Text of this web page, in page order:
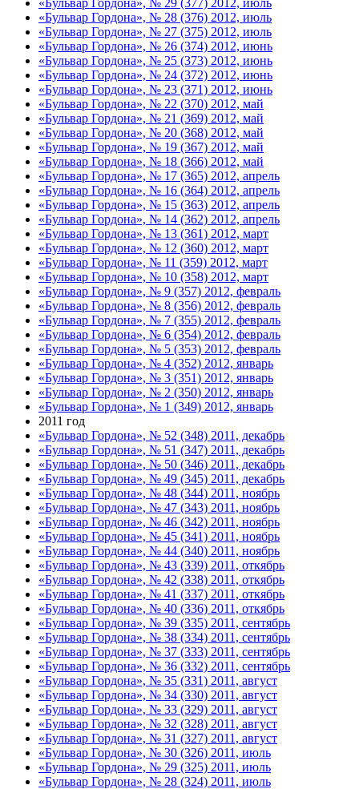
«Бульвар Гордона», № 28 (376) 2012, июль
«Бульвар Гордона», № 27 (375) 2012, июль
«Бульвар Гордона», № 26 (374) 2012, июнь
«Бульвар Гордона», № 25 (373) 2012, июнь
«Бульвар Гордона», № 24 (372) 2012, июнь
«Бульвар Гордона», № 23 (371) 2012, июнь
«Бульвар Гордона», № 22 (370) 2012, май
«Бульвар Гордона», № 21 (369) 2012, май
«Бульвар Гордона», № 20 (368) 2012, май
«Бульвар Гордона», № 19 (367) 2012, май
«Бульвар Гордона», № 18 (366) 2012, май
«Бульвар Гордона», № 17 (365) 2012, апрель
«Бульвар Гордона», № 16 (364) 2012, апрель
«Бульвар Гордона», № 15 (363) 2012, апрель
«Бульвар Гордона», № 14 (362) 2012, апрель
«Бульвар Гордона», № 13 (361) 2012, март
«Бульвар Гордона», № 12 (360) 2012, март
«Бульвар Гордона», № 11 (359) 2012, март
«Бульвар Гордона», № 10 (358) 2012, март
«Бульвар Гордона», № 9 (357) 2012, февраль
«Бульвар Гордона», № 8 (356) 2012, февраль
«Бульвар Гордона», № 7 (355) 2012, февраль
«Бульвар Гордона», № 6 (354) 2012, февраль
«Бульвар Гордона», № 5 (353) 2012, февраль
«Бульвар Гордона», № 4 (352) 2012, январь
«Бульвар Гордона», № 3 (351) 2012, январь
«Бульвар Гордона», № 2 (350) 2012, январь
«Бульвар Гордона», № 1 (349) 2012, январь
2011 год
«Бульвар Гордона», № 52 (348) 2011, декабрь
«Бульвар Гордона», № 51 (347) 2011, декабрь
«Бульвар Гордона», № 50 (346) 2011, декабрь
«Бульвар Гордона», № 49 (345) 2011, декабрь
«Бульвар Гордона», № 48 (344) 2011, ноябрь
«Бульвар Гордона», № 47 (343) 2011, ноябрь
«Бульвар Гордона», № 46 (342) 2011, ноябрь
«Бульвар Гордона», № 45 (341) 2011, ноябрь
«Бульвар Гордона», № 44 (340) 2011, ноябрь
«Бульвар Гордона», № 43 (339) 2011, откябрь
«Бульвар Гордона», № 42 (338) 2011, откябрь
«Бульвар Гордона», № 41 (337) 2011, откябрь
«Бульвар Гордона», № 40 (336) 2011, откябрь
«Бульвар Гордона», № 39 (335) 2011, сентябрь
«Бульвар Гордона», № 38 (334) 2011, сентябрь
«Бульвар Гордона», № 37 (333) 2011, сентябрь
«Бульвар Гордона», № 36 (332) 2011, сентябрь
«Бульвар Гордона», № 35 (331) 2011, август
«Бульвар Гордона», № 34 (330) 2011, август
«Бульвар Гордона», № 33 (329) 2011, август
«Бульвар Гордона», № 32 (328) 2011, август
«Бульвар Гордона», № 31 (327) 2011, август
«Бульвар Гордона», № 30 (326) 2011, июль
«Бульвар Гордона», № 29 (325) 2011, июль
«Бульвар Гордона», № 28 (324) 2011, июль